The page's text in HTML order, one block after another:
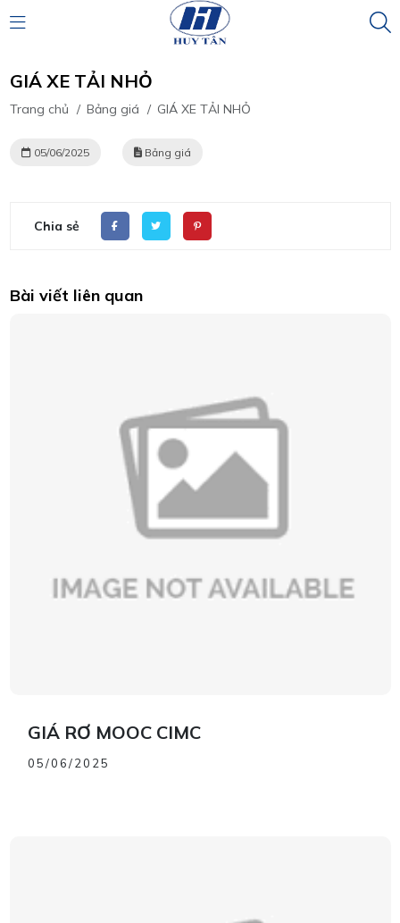
GIÁ XE TẢI NHỎ
Trang chủ / Bảng giá / GIÁ XE TẢI NHỎ
05/06/2025 Bảng giá
Chia sẻ
Bài viết liên quan
GIÁ RƠ MOOC CIMC
05/06/2025